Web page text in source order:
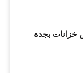
خزانات بجدة